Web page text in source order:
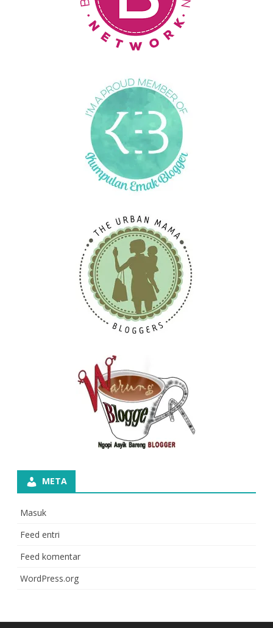
META
Masuk
Feed entri
Feed komentar
WordPress.org